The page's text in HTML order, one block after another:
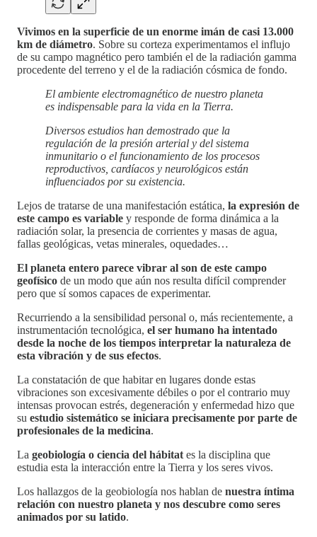
Vivimos en la superficie de un enorme imán de casi 13.000
km de diámetro. Sobre su corteza experimentamos el influjo
de su campo magnético pero también el de la radiación gamma
procedente del terreno y el de la radiación cósmica de fondo.
El ambiente electromagnético de nuestro planeta
es indispensable para la vida en la Tierra.
Diversos estudios han demostrado que la
regulación de la presión arterial y del sistema
inmunitario o el funcionamiento de los procesos
reproductivos, cardíacos y neurológicos están
influenciados por su existencia.
Lejos de tratarse de una manifestación estática, la expresión de
este campo es variable y responde de forma dinámica a la
radiación solar, la presencia de corrientes y masas de agua,
fallas geológicas, vetas minerales, oquedades…
El planeta entero parece vibrar al son de este campo
geofísico de un modo que aún nos resulta difícil comprender
pero que sí somos capaces de experimentar.
Recurriendo a la sensibilidad personal o, más recientemente, a
instrumentación tecnológica, el ser humano ha intentado
desde la noche de los tiempos interpretar la naturaleza de
esta vibración y de sus efectos.
La constatación de que habitar en lugares donde estas
vibraciones son excesivamente débiles o por el contrario muy
intensas provocan estrés, degeneración y enfermedad hizo que
su estudio sistemático se iniciara precisamente por parte de
profesionales de la medicina.
La geobiología o ciencia del hábitat es la disciplina que
estudia esta la interacción entre la Tierra y los seres vivos.
Los hallazgos de la geobiología nos hablan de nuestra íntima
relación con nuestro planeta y nos descubre como seres
animados por su latido.